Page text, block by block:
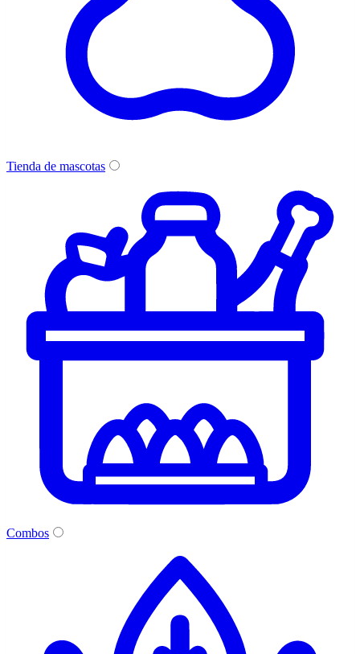
Tienda de mascotas
Combos